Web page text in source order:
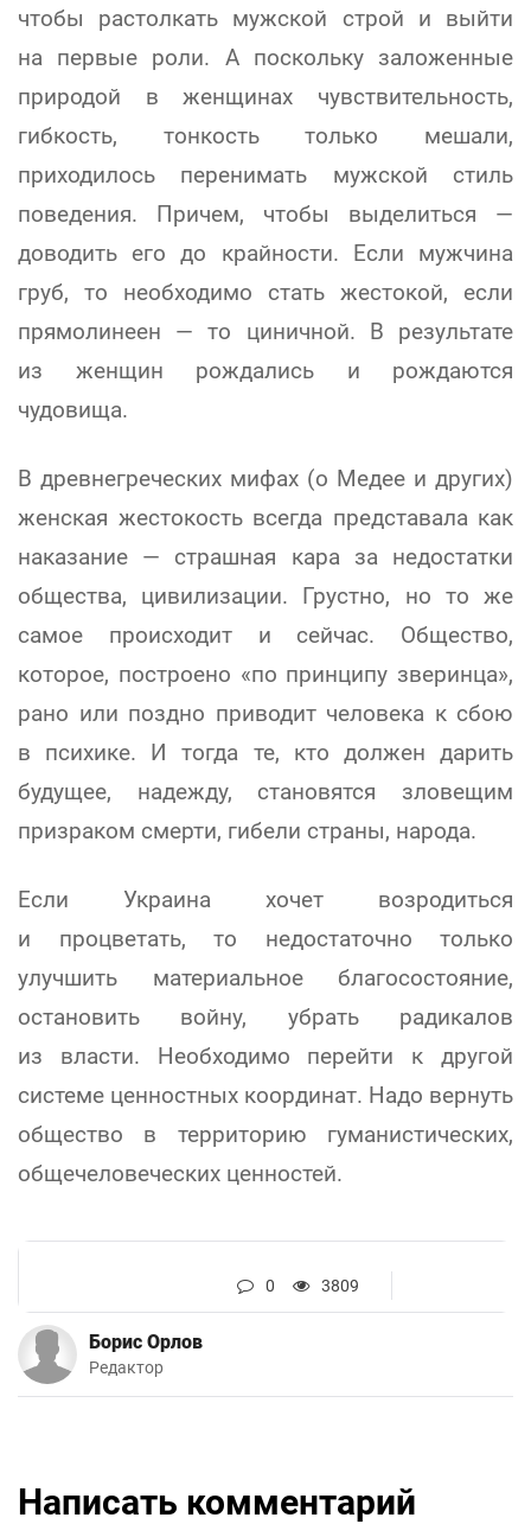
чтобы растолкать мужской строй и выйти
на первые роли. А поскольку заложенные
природой в женщинах чувствительность,
гибкость, тонкость только мешали,
приходилось перенимать мужской стиль
поведения. Причем, чтобы выделиться —
доводить его до крайности. Если мужчина
груб, то необходимо стать жестокой, если
прямолинеен — то циничной. В результате
из женщин рождались и рождаются
чудовища.
В древнегреческих мифах (о Медее и других)
женская жестокость всегда представала как
наказание — страшная кара за недостатки
общества, цивилизации. Грустно, но то же
самое происходит и сейчас. Общество,
которое, построено «по принципу зверинца»,
рано или поздно приводит человека к сбою
в психике. И тогда те, кто должен дарить
будущее, надежду, становятся зловещим
призраком смерти, гибели страны, народа.
Если Украина хочет возродиться
и процветать, то недостаточно только
улучшить материальное благосостояние,
остановить войну, убрать радикалов
из власти. Необходимо перейти к другой
системе ценностных координат. Надо вернуть
общество в территорию гуманистических,
общечеловеческих ценностей.
0 3809
Борис Орлов
Редактор
Написать комментарий